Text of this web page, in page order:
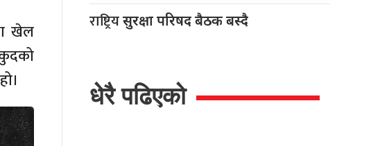
खेल
राष्ट्रियसुरक्षा परिषद बैठक बस्दै
धेरै पढिएको